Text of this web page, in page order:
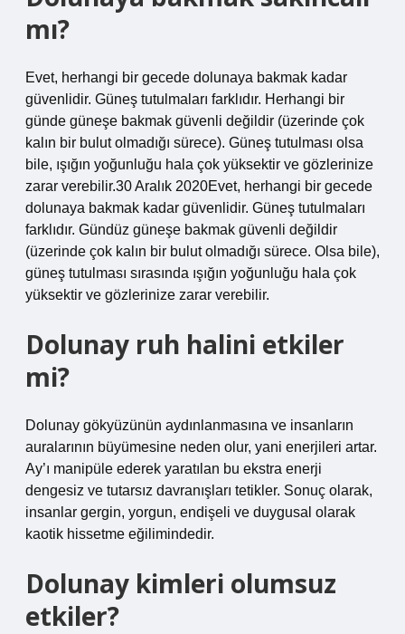
mı?
Evet, herhangi bir gecede dolunaya bakmak kadar
güvenlidir. Güneş tutulmaları farklıdır. Herhangi bir
günde güneşe bakmak güvenli değildir (üzerinde çok
kalın bir bulut olmadığı sürece). Güneş tutulması olsa
bile, ışığın yoğunluğu hala çok yüksektir ve gözlerinize
zarar verebilir.30 Aralık 2020Evet, herhangi bir gecede
dolunaya bakmak kadar güvenlidir. Güneş tutulmaları
farklıdır. Gündüz güneşe bakmak güvenli değildir
(üzerinde çok kalın bir bulut olmadığı sürece. Olsa bile),
güneş tutulması sırasında ışığın yoğunluğu hala çok
yüksektir ve gözlerinize zarar verebilir.
Dolunay ruh halini etkiler
mi?
Dolunay gökyüzünün aydınlanmasına ve insanların
auralarının büyümesine neden olur, yani enerjileri artar.
Ay’ı manipüle ederek yaratılan bu ekstra enerji
dengesiz ve tutarsız davranışları tetikler. Sonuç olarak,
insanlar gergin, yorgun, endişeli ve duygusal olarak
kaotik hissetme eğilimindedir.
Dolunay kimleri olumsuz
etkiler?